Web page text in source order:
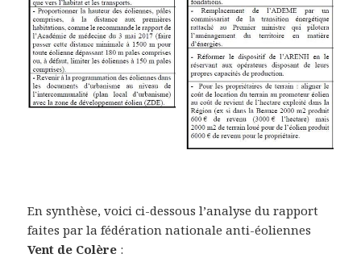
En synthèse, voici ci-dessous l’analyse du rapport
faites par la fédération nationale anti-éoliennes
Vent de Colère :